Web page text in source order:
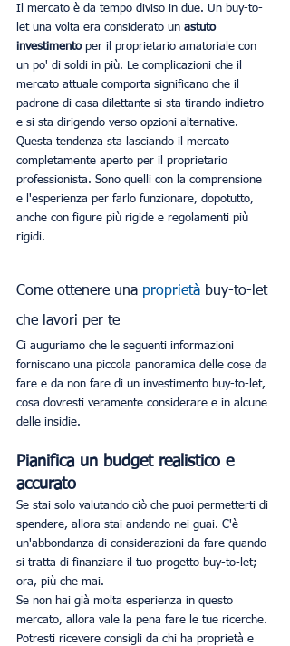
Il mercato è da tempo diviso in due. Un buy-to-
let una volta era considerato un astuto
investimento per il proprietario amatoriale con
un po' di soldi in più. Le complicazioni che il
mercato attuale comporta significano che il
padrone di casa dilettante si sta tirando indietro
e si sta dirigendo verso opzioni alternative.
Questa tendenza sta lasciando il mercato
completamente aperto per il proprietario
professionista. Sono quelli con la comprensione
e l'esperienza per farlo funzionare, dopotutto,
anche con figure più rigide e regolamenti più
rigidi.
Come ottenere una proprietà buy-to-let
che lavori per te
Ci auguriamo che le seguenti informazioni
forniscano una piccola panoramica delle cose da
fare e da non fare di un investimento buy-to-let,
cosa dovresti veramente considerare e in alcune
delle insidie.
Pianifica un budget realistico e
accurato
Se stai solo valutando ciò che puoi permetterti di
spendere, allora stai andando nei guai. C'è
un'abbondanza di considerazioni da fare quando
si tratta di finanziare il tuo progetto buy-to-let;
ora, più che mai.
Se non hai già molta esperienza in questo
mercato, allora vale la pena fare le tue ricerche.
Potresti ricevere consigli da chi ha proprietà e